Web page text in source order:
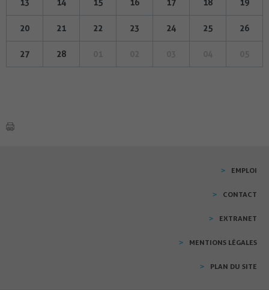
20 21 22 23 24 25 26
27 28
EMPLOI
CONTACT
EXTRANET
MENTIONS LÉGALES
PLAN DU SITE